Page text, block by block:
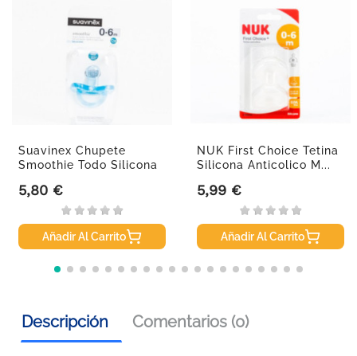
Suavinex Chupete
Smoothie Todo Silicona
Precio
5,80 €
Añadir Al Carrito
NUK First Choice Tetina
Silicona Anticolico M...
Precio
5,99 €
Añadir Al Carrito
Descripción Comentarios (0)